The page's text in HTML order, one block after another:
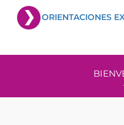
ORIENTACIONES